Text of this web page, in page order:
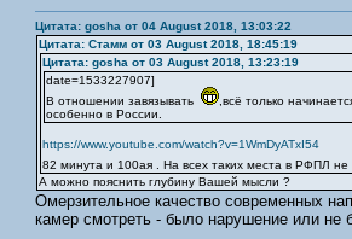
Цитата: gosha от 04 August 2018, 13:03:22
Цитата: Стамм от 03 August 2018, 18:45:19
Цитата: gosha от 03 August 2018, 13:23:19
date=1533227907]
В отношении завязывать
,всё только
особенно в России.
https://www.youtube.com/watch?v=1WmDyATxI54
82 минута и 100ая . На всех таких места в РФПЛ не
А можно пояснить глубину Вашей мысли ?
Омерзительное качество современных
камер смотреть - было нарушение или не